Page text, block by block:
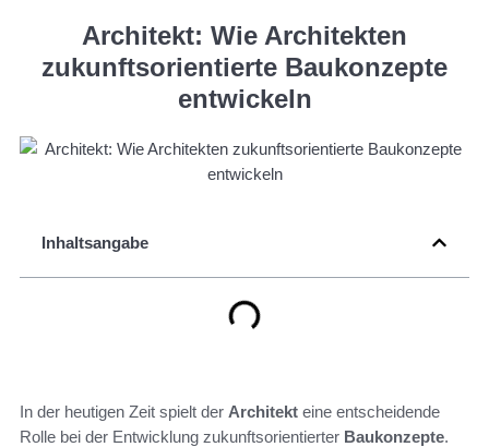
Architekt: Wie Architekten
zukunftsorientierte Baukonzepte
entwickeln
Inhaltsangabe
In der heutigen Zeit spielt der Architekt eine entscheidende
Rolle bei der Entwicklung zukunftsorientierter Baukonzepte.